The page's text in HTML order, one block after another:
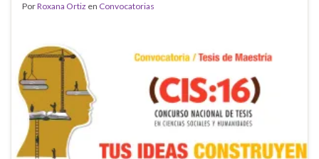
PorRoxana Ortiz en Convocatorias